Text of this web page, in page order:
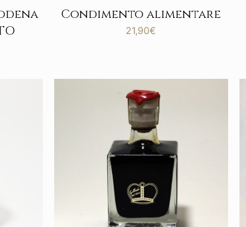
Condimento alimentare
21,90€